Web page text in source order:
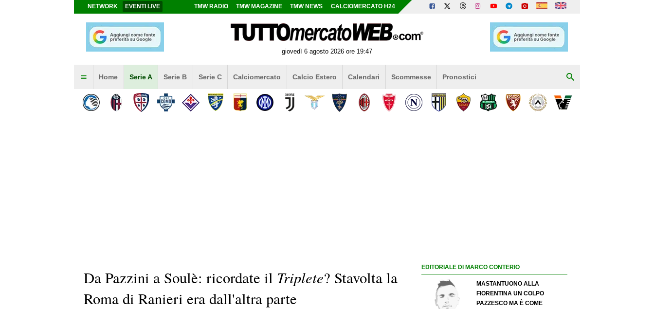
NETWORK EVENTI LIVE TMW RADIO TMW MAGAZINE TMW NEWS CALCIOMERCATO H24
giovedì 6 agosto 2026 ore 19:47
Home Serie A Serie B Serie C Calciomercato Calcio Estero Calendari Scommesse Pronostici
Da Pazzini a Soulè: ricordate il Triplete? Stavolta la
Roma di Ranieri era dall'altra parte
EDITORIALE DI MARCO CONTERIO
MASTANTUONO ALLA
FIORENTINA UN COLPO
PAZZESCO MA È COME